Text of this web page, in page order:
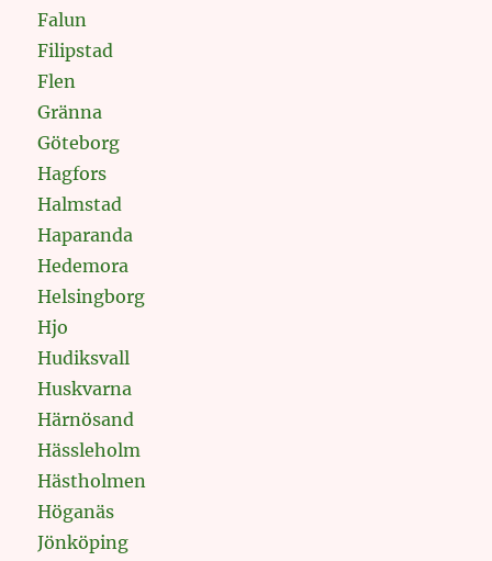
Falun
Filipstad
Flen
Gränna
Göteborg
Hagfors
Halmstad
Haparanda
Hedemora
Helsingborg
Hjo
Hudiksvall
Huskvarna
Härnösand
Hässleholm
Hästholmen
Höganäs
Jönköping